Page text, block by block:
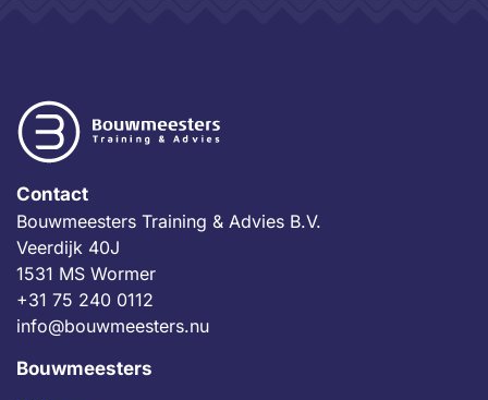
Contact
Bouwmeesters Training & Advies B.V.
Veerdijk 40J
1531 MS Wormer
+31 75 240 0112
info@bouwmeesters.nu
Bouwmeesters